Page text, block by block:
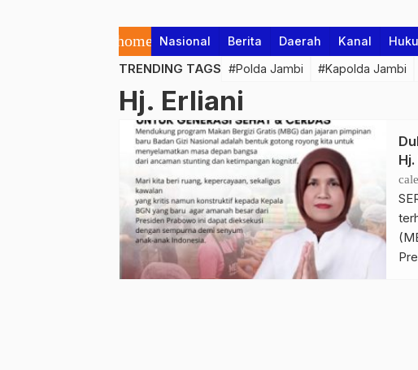
home Nasional Berita Daerah Kanal
TRENDING TAGS #Polda Jambi #Kapolda Jambi
Hj. Erliani